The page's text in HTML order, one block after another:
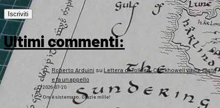
Ultimi commenti:
Roberto Arduini su Lettera di Tolkien, Crickhowell vince l’asta
e fa un appello
2026-07-20
Ora è sistemato. Grazie mille!